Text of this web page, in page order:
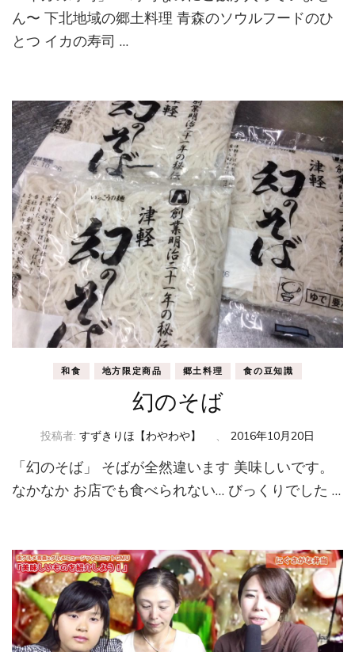
ん〜 下北地域の郷土料理 青森のソウルフードのひ
とつ イカの寿司 …
和食 地方限定商品 郷土料理 食の豆知識
幻のそば
投稿者: すずきりほ【わやわや】 2016年10月20日
「幻のそば」 そばが全然違います 美味しいです。
なかなか お店でも食べられない… びっくりでした …